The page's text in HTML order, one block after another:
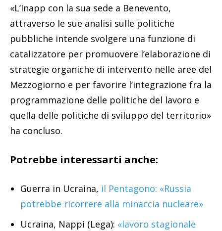
«L’Inapp con la sua sede a Benevento,
attraverso le sue analisi sulle politiche
pubbliche intende svolgere una funzione di
catalizzatore per promuovere l’elaborazione di
strategie organiche di intervento nelle aree del
Mezzogiorno e per favorire l’integrazione fra la
programmazione delle politiche del lavoro e
quella delle politiche di sviluppo del territorio»
ha concluso.
Potrebbe interessarti anche:
Guerra in Ucraina, il Pentagono: «Russia
potrebbe ricorrere alla minaccia nucleare»
Ucraina, Nappi (Lega): «lavoro stagionale